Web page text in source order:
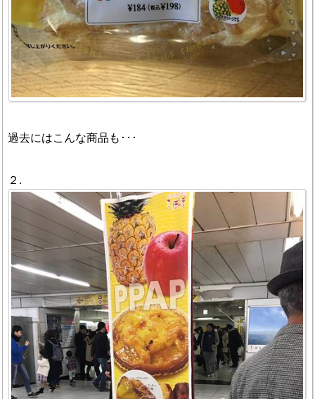
過去にはこんな商品も･･･
２.